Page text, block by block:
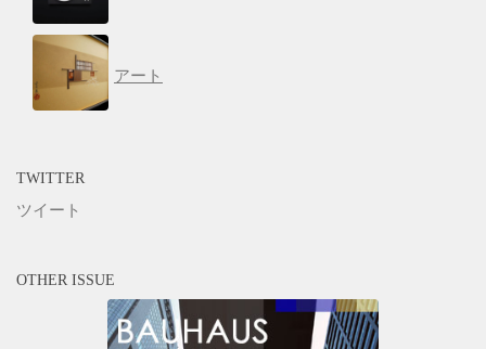
アート
TWITTER
ツイート
OTHER ISSUE